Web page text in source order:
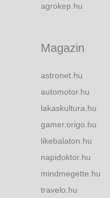
agrokep.hu
Magazin
astronet.hu
automotor.hu
lakaskultura.hu
gamer.origo.hu
likebalaton.hu
napidoktor.hu
mindmegette.hu
travelo.hu